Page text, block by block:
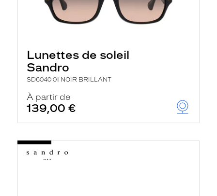
Lunettes de soleil
Sandro
SD6040 01 NOIR BRILLANT
À partir de
139,00 €